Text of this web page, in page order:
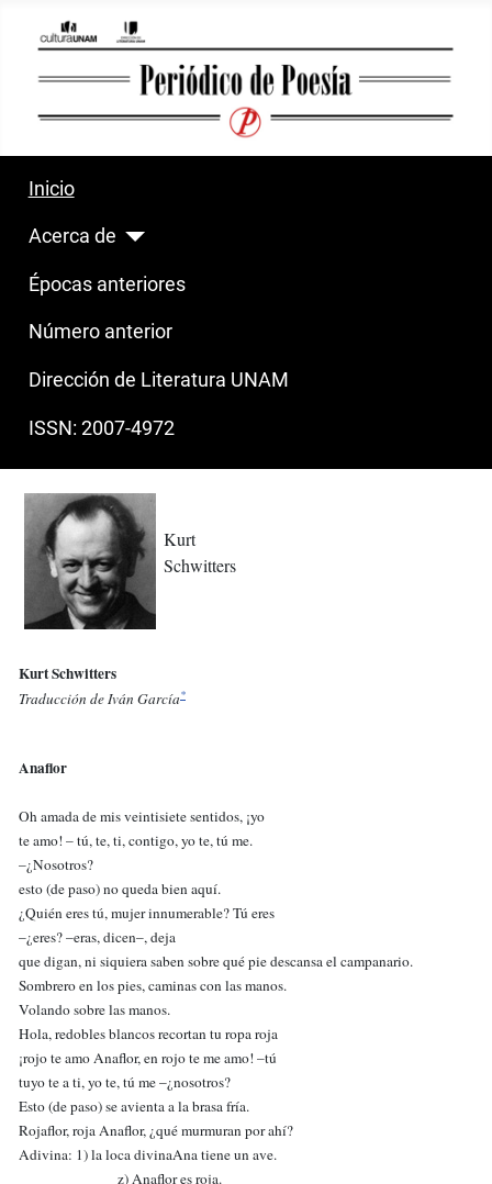
Inicio
Acerca de
Épocas anteriores
Número anterior
Dirección de Literatura UNAM
ISSN: 2007-4972
Kurt
Schwitters
Kurt Schwitters
Traducción de Iván García*
Anaflor
Oh amada de mis veintisiete sentidos, ¡yo
te amo! – tú, te, ti, contigo, yo te, tú me.
–¿Nosotros?
esto (de paso) no queda bien aquí.
¿Quién eres tú, mujer innumerable? Tú eres
–¿eres? –eras, dicen–, deja
que digan, ni siquiera saben sobre qué pie descansa el campanario.
Sombrero en los pies, caminas con las manos.
Volando sobre las manos.
Hola, redobles blancos recortan tu ropa roja
¡rojo te amo Anaflor, en rojo te me amo! –tú
tuyo te a ti, yo te, tú me –¿nosotros?
Esto (de paso) se avienta a la brasa fría.
Rojaflor, roja Anaflor, ¿qué murmuran por ahí?
Adivina: 1) la loca divinaAna tiene un ave.
z) Anaflor es roja.